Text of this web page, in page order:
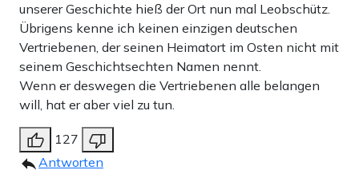
unserer Geschichte hieß der Ort nun mal Leobschütz.
Übrigens kenne ich keinen einzigen deutschen
Vertriebenen, der seinen Heimatort im Osten nicht mit
seinem Geschichtsechten Namen nennt.
Wenn er deswegen die Vertriebenen alle belangen
will, hat er aber viel zu tun.
127
Antworten